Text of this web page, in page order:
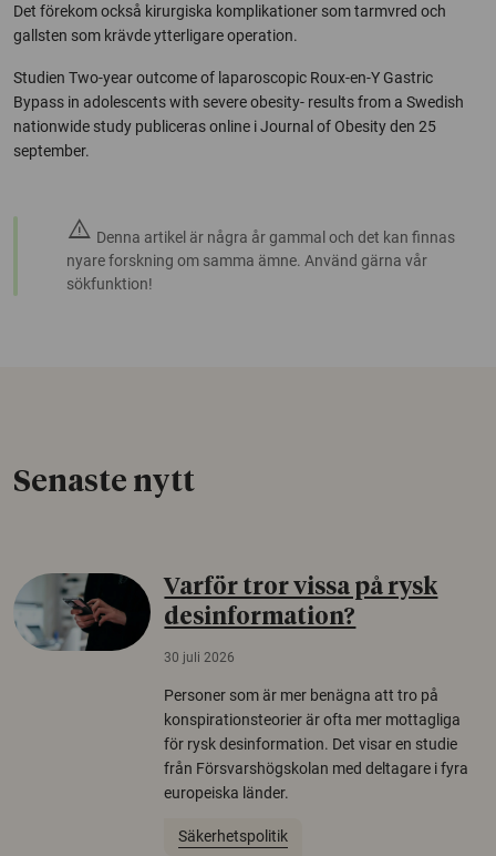
Det förekom också kirurgiska komplikationer som tarmvred och
gallsten som krävde ytterligare operation.
Studien Two-year outcome of laparoscopic Roux-en-Y Gastric
Bypass in adolescents with severe obesity- results from a Swedish
nationwide study publiceras online i Journal of Obesity den 25
september.
warning Denna artikel är några år gammal och det kan finnas
nyare forskning om samma ämne. Använd gärna vår
sökfunktion!
Senaste nytt
Varför tror vissa på rysk
desinformation?
30 juli 2026
Personer som är mer benägna att tro på
konspirationsteorier är ofta mer mottagliga
för rysk desinformation. Det visar en studie
från Försvarshögskolan med deltagare i fyra
europeiska länder.
Säkerhetspolitik